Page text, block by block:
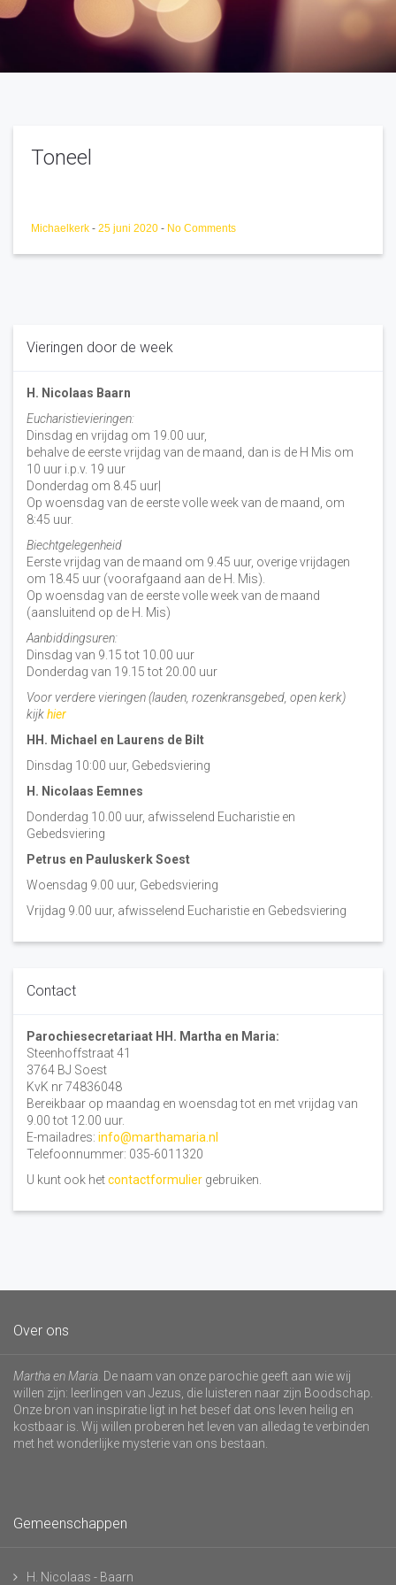
Toneel
Michaelkerk - 25 juni 2020 - No Comments
Vieringen door de week
H. Nicolaas Baarn
Eucharistievieringen:
Dinsdag en vrijdag om 19.00 uur,
behalve de eerste vrijdag van de maand, dan is de H Mis om
10 uur i.p.v. 19 uur
Donderdag om 8.45 uur|
Op woensdag van de eerste volle week van de maand, om
8:45 uur.
Biechtgelegenheid
Eerste vrijdag van de maand om 9.45 uur, overige vrijdagen
om 18.45 uur (voorafgaand aan de H. Mis).
Op woensdag van de eerste volle week van de maand
(aansluitend op de H. Mis)
Aanbiddingsuren:
Dinsdag van 9.15 tot 10.00 uur
Donderdag van 19.15 tot 20.00 uur
Voor verdere vieringen (lauden, rozenkransgebed, open kerk)
kijkhier
HH. Michael en Laurens de Bilt
Dinsdag 10:00 uur, Gebedsviering
H. Nicolaas Eemnes
Donderdag 10.00 uur, afwisselend Eucharistie en
Gebedsviering
Petrus en Pauluskerk Soest
Woensdag 9.00 uur, Gebedsviering
Vrijdag 9.00 uur, afwisselend Eucharistie en Gebedsviering
Contact
Parochiesecretariaat HH. Martha en Maria:
Steenhoffstraat 41
3764 BJ Soest
KvK nr 74836048
Bereikbaar op maandag en woensdag tot en met vrijdag van
9.00 tot 12.00 uur.
E-mailadres: info@marthamaria.nl
Telefoonnummer: 035-6011320
U kunt ook hetcontactformulier gebruiken.
Over ons
Martha en Maria . De naam van onze parochie geeft aan wie wij
willen zijn: leerlingen van Jezus, die luisteren naar zijn Boodschap.
Onze bron van inspiratie ligt in het besef dat ons leven heilig en
kostbaar is. Wij willen proberen het leven van alledag te verbinden
met het wonderlijke mysterie van ons bestaan.
Gemeenschappen
H. Nicolaas - Baarn